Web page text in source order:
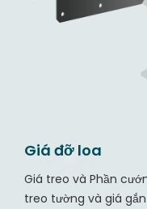
Giá đỡ loa
Giá treo và Phần
treo tường và giá